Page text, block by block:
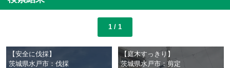
1 / 1
【安全に伐採】
茨城県水戸市：伐採
【庭木すっきり】
茨城県水戸市：剪定